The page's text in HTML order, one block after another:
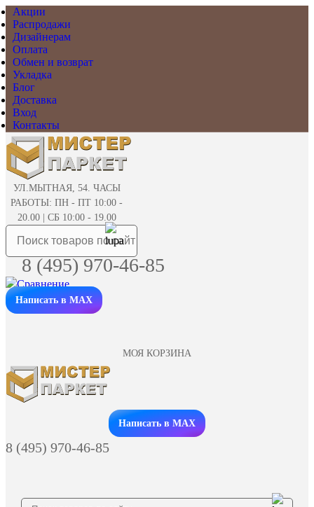
Акции
Распродажи
Дизайнерам
Оплата
Обмен и возврат
Укладка
Блог
Доставка
Вход
Контакты
УЛ.МЫТНАЯ, 54. ЧАСЫ
РАБОТЫ: ПН - ПТ 10:00 -
20.00 | СБ 10:00 - 19.00
8 (495) 970-46-85
Написать в MAX
МОЯ КОРЗИНА
Заказать звонок
Написать в MAX
8 (495) 970-46-85